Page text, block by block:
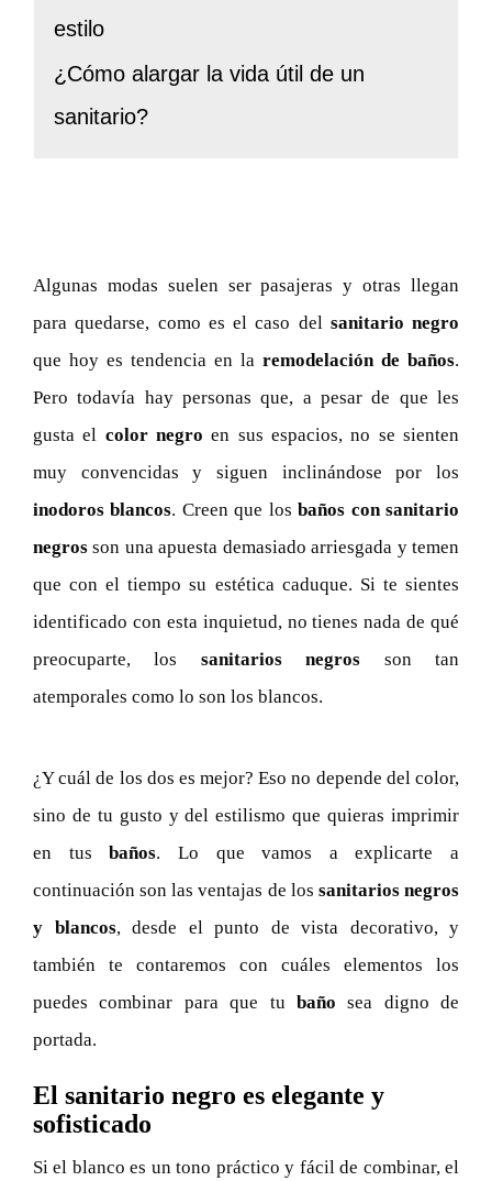
estilo
¿Cómo alargar la vida útil de un
sanitario?
Algunas modas suelen ser pasajeras y otras llegan
para quedarse, como es el caso del sanitario negro
que hoy es tendencia en la remodelación de baños.
Pero todavía hay personas que, a pesar de que les
gusta el color negro en sus espacios, no se sienten
muy convencidas y siguen inclinándose por los
inodoros blancos. Creen que losbaños con sanitario
negros son una apuesta demasiado arriesgada y temen
que con el tiempo su estética caduque. Si te sientes
identificado con esta inquietud, no tienes nada de qué
preocuparte, los sanitarios negros son tan
atemporales como lo son los blancos.
¿Y cuál de los dos es mejor? Eso no depende del color,
sino de tu gusto y del estilismo que quieras imprimir
en tusbaños. Lo que vamos a explicarte a
continuación son las ventajas de los sanitarios negros
y blancos, desde el punto de vista decorativo, y
también te contaremos con cuáles elementos los
puedes combinar para que tu bañosea digno de
portada.
El sanitario negro es elegante y
sofisticado
Si el blanco es un tono práctico y fácil de combinar, el